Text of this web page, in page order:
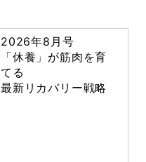
2026年8月号
「休養」が筋肉を育
てる
最新リカバリー戦略